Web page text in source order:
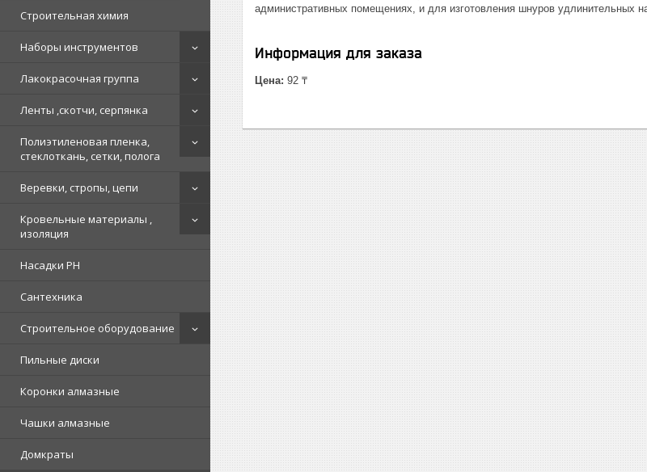
Строительная химия
Наборы инструментов
Лакокрасочная группа
Ленты ,скотчи, серпянка
Полиэтиленовая пленка,
стеклоткань, сетки, полога
Веревки, стропы, цепи
Кровельные материалы ,
изоляция
Насадки PH
Сантехника
Строительное оборудование
Пильные диски
Коронки алмазные
Чашки алмазные
Домкраты
административных помещениях, и для изготовления шнуров удлинительных
Информация для заказа
Цена: 92 ₸